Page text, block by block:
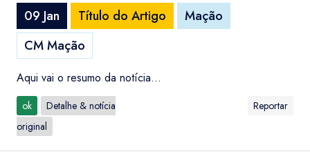
09 Jan Título do Artigo
Mação
CM Mação
Aqui vai o resumo da notícia...
ok
Detalhe & notícia
original
Reportar